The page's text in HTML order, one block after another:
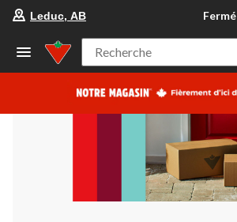
votre
préféré
Leduc,
AB,
courament
Ouverture
à
06:00
cliquer
pour
changer
Leduc, AB Fermé
Recherche